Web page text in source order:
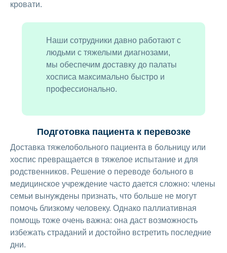
кровати.
Наши сотрудники давно работают с
людьми с тяжелыми диагнозами,
мы обеспечим доставку до палаты
хосписа максимально быстро и
профессионально.
Подготовка пациента к перевозке
Доставка тяжелобольного пациента в больницу или
хоспис превращается в тяжелое испытание и для
родственников. Решение о переводе больного в
медицинское учреждение часто дается сложно: члены
семьи вынуждены признать, что больше не могут
помочь близкому человеку. Однако паллиативная
помощь тоже очень важна: она даст возможность
избежать страданий и достойно встретить последние
дни.